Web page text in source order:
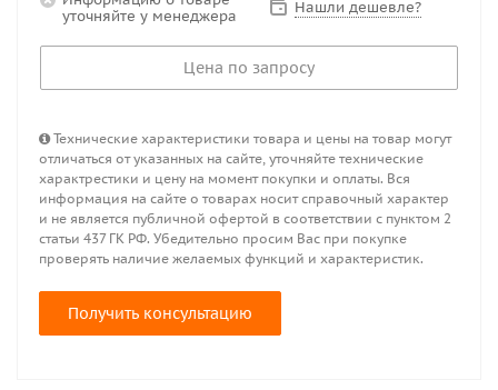
уточняйте у менеджера
Нашли дешевле?
Цена по запросу
Технические характеристики товара и цены на товар могут
отличаться от указанных на сайте, уточняйте технические
характрестики и цену на момент покупки и оплаты. Вся
информация на сайте о товарах носит справочный характер
и не является публичной офертой в соответствии с пунктом 2
статьи 437 ГК РФ. Убедительно просим Вас при покупке
проверять наличие желаемых функций и характеристик.
Получить консультацию